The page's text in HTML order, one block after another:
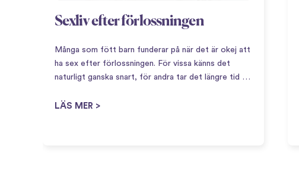
Sexliv efter förlossningen
Många som fött barn funderar på när det är okej att
ha sex efter förlossningen. För vissa känns det
naturligt ganska snart, för andra tar det längre tid –
omställning,…
LÄS MER >